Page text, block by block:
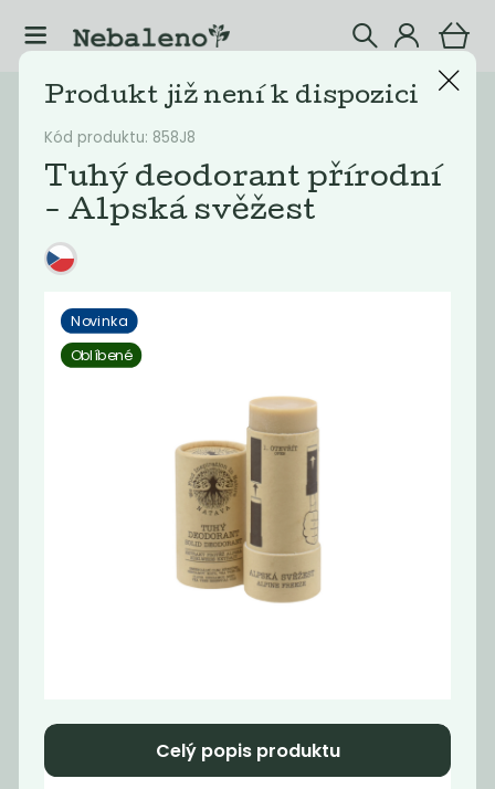
Katalog Eshop
Filtrovat produkty 30
Doporučené
Deodorant bez
sody lavandin
Momentálně
Vratná záloha
Novinka
Oblíbené
Kód produktu: 858J8
Tuhý deodorant přírodní
- Alpská svěžest
Produkt již není k dispozici
Celý popis produktu